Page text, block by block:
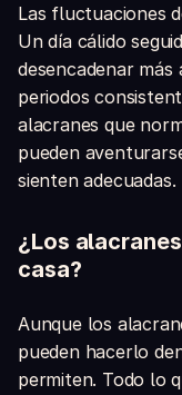
Las fluctuaciones
Un día cálido
desencadenar
periodos
alacranes que
pueden
sienten adecuadas.
¿Los
casa?
Aunque los
pueden hacerlo
permiten. Todo lo